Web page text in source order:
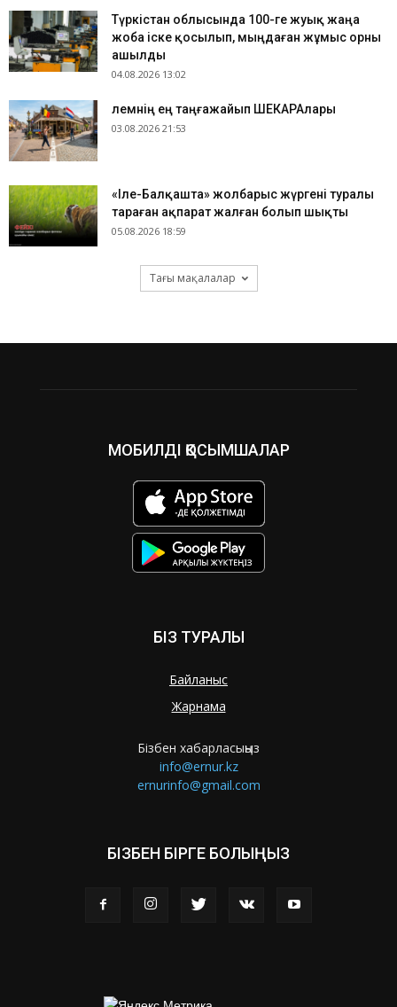
Түркістан облысында 100-ге жуық жаңа
жоба іске қосылып, мыңдаған жұмыс орны
ашылды
04.08.2026 13:02
​Әлемнің ең таңғажайып ШЕКАРАлары
03.08.2026 21:53
«Іле-Балқашта» жолбарыс жүргені туралы
тараған ақпарат жалған болып шықты
05.08.2026 18:59
Тағы мақалалар
МОБИЛДІ ҚОСЫМШАЛАР
БІЗ ТУРАЛЫ
Байланыс
Жарнама
Бізбен хабарласыңыз
info@ernur.kz
ernurinfo@gmail.com
БІЗБЕН БІРГЕ БОЛЫҢЫЗ